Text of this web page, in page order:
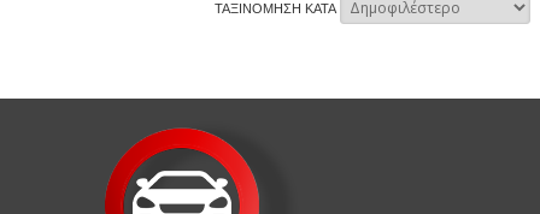
ΤΑΞΙΝΟΜΗΣΗ ΚΑΤΑ